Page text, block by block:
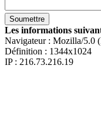
Les informations
Navigateur : Mozilla/5.0
Définition : 1344x1024
IP : 216.73.216.19